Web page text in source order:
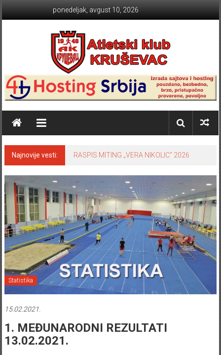
ponedeljak, avgust 10, 2026
Atletski klub KRUŠEVAC
Najnovije vesti: RASPIS MITING „VERA NIKOLIC“ 2026
Statistika
15.02.2021.
1. MEĐUNARODNI REZULTATI
13.02.2021.